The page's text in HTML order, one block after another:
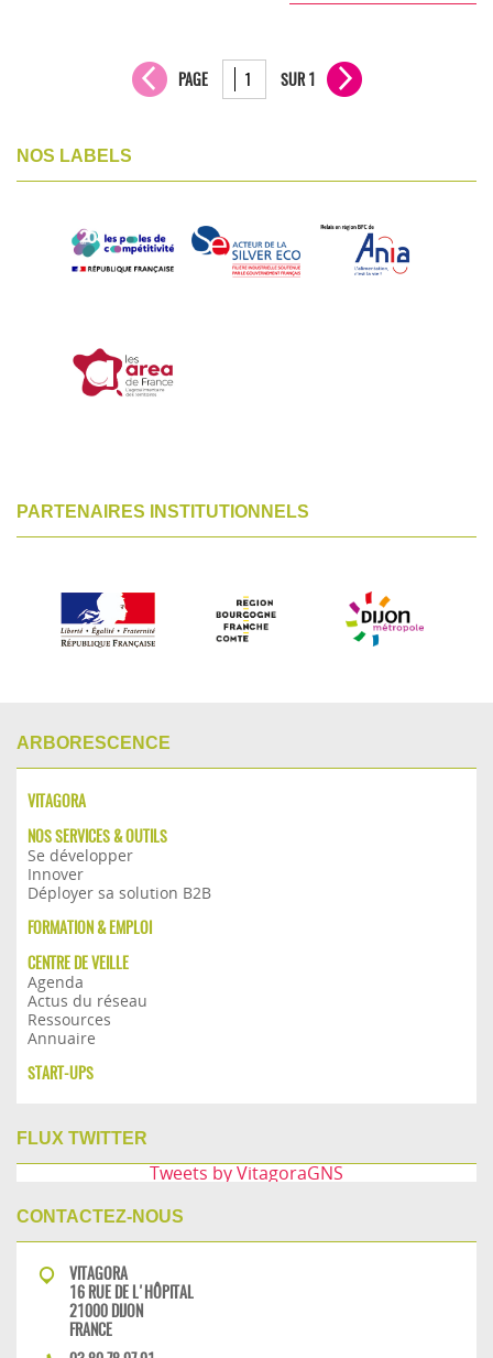
PAGE SUR 1
NOS LABELS
PARTENAIRES INSTITUTIONNELS
ARBORESCENCE
VITAGORA
NOS SERVICES & OUTILS
Se développer
Innover
Déployer sa solution B2B
FORMATION & EMPLOI
CENTRE DE VEILLE
Agenda
Actus du réseau
Ressources
Annuaire
START-UPS
FLUX TWITTER
Tweets by VitagoraGNS
CONTACTEZ-NOUS
VITAGORA
16 RUE DE L'HÔPITAL
21000 DIJON
FRANCE